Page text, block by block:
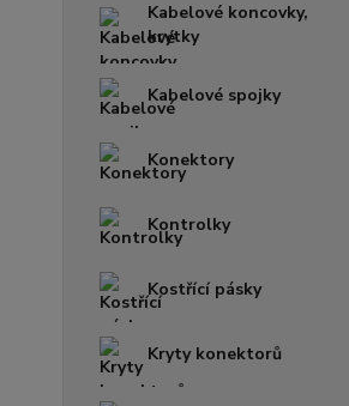
Kabelové koncovky,
krytky
Kabelové spojky
Konektory
Kontrolky
Kostřící pásky
Kryty konektorů